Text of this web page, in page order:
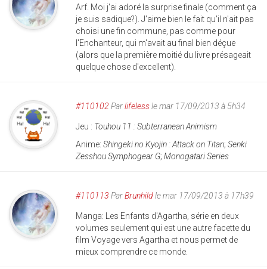
Arf. Moi j'ai adoré la surprise finale (comment ça
je suis sadique?). J'aime bien le fait qu'il n'ait pas
choisi une fin commune, pas comme pour
l'Enchanteur, qui m'avait au final bien déçue
(alors que la première moitié du livre présageait
quelque chose d'excellent).
#110102 Parlifelessle mar 17/09/2013 à 5h34
Jeu : Touhou 11 : Subterranean Animism
Anime: Shingeki no Kyojin : Attack on Titan; Senki
Zesshou Symphogear G; Monogatari Series
#110113 ParBrunhildle mar 17/09/2013 à 17h39
Manga: Les Enfants d'Agartha, série en deux
volumes seulement qui est une autre facette du
film Voyage vers Agartha et nous permet de
mieux comprendre ce monde.